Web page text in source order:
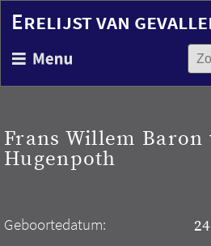
en
gaan
Erelijst van
Zoek op naam
Frans Willem Baron
Hugenpoth
Geboortedatum: